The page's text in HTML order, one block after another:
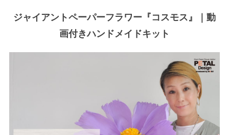
ジャイアントペーパーフラワー『コスモス』｜動
画付きハンドメイドキット